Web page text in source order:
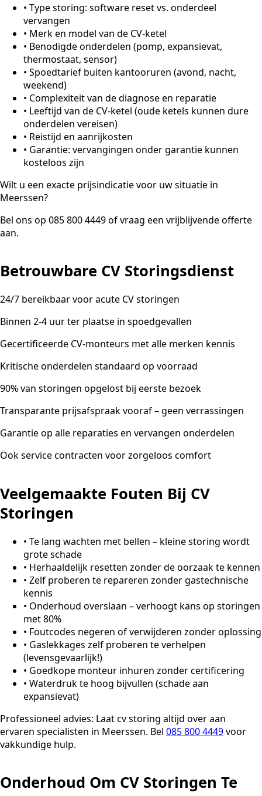
• Type storing: software reset vs. onderdeel
vervangen
• Merk en model van de CV-ketel
• Benodigde onderdelen (pomp, expansievat,
thermostaat, sensor)
• Spoedtarief buiten kantooruren (avond, nacht,
weekend)
• Complexiteit van de diagnose en reparatie
• Leeftijd van de CV-ketel (oude ketels kunnen dure
onderdelen vereisen)
• Reistijd en aanrijkosten
• Garantie: vervangingen onder garantie kunnen
kosteloos zijn
Wilt u een exacte prijsindicatie voor uw situatie in
Meerssen?
Bel ons op 085 800 4449 of vraag een vrijblijvende offerte
aan.
Betrouwbare CV Storingsdienst
24/7 bereikbaar voor acute CV storingen
Binnen 2-4 uur ter plaatse in spoedgevallen
Gecertificeerde CV-monteurs met alle merken kennis
Kritische onderdelen standaard op voorraad
90% van storingen opgelost bij eerste bezoek
Transparante prijsafspraak vooraf – geen verrassingen
Garantie op alle reparaties en vervangen onderdelen
Ook service contracten voor zorgeloos comfort
Veelgemaakte Fouten Bij CV
Storingen
• Te lang wachten met bellen – kleine storing wordt
grote schade
• Herhaaldelijk resetten zonder de oorzaak te kennen
• Zelf proberen te repareren zonder gastechnische
kennis
• Onderhoud overslaan – verhoogt kans op storingen
met 80%
• Foutcodes negeren of verwijderen zonder oplossing
• Gaslekkages zelf proberen te verhelpen
(levensgevaarlijk!)
• Goedkope monteur inhuren zonder certificering
• Waterdruk te hoog bijvullen (schade aan
expansievat)
Professioneel advies: Laat cv storing altijd over aan
ervaren specialisten in Meerssen. Bel 085 800 4449voor
vakkundige hulp.
Onderhoud Om CV Storingen Te